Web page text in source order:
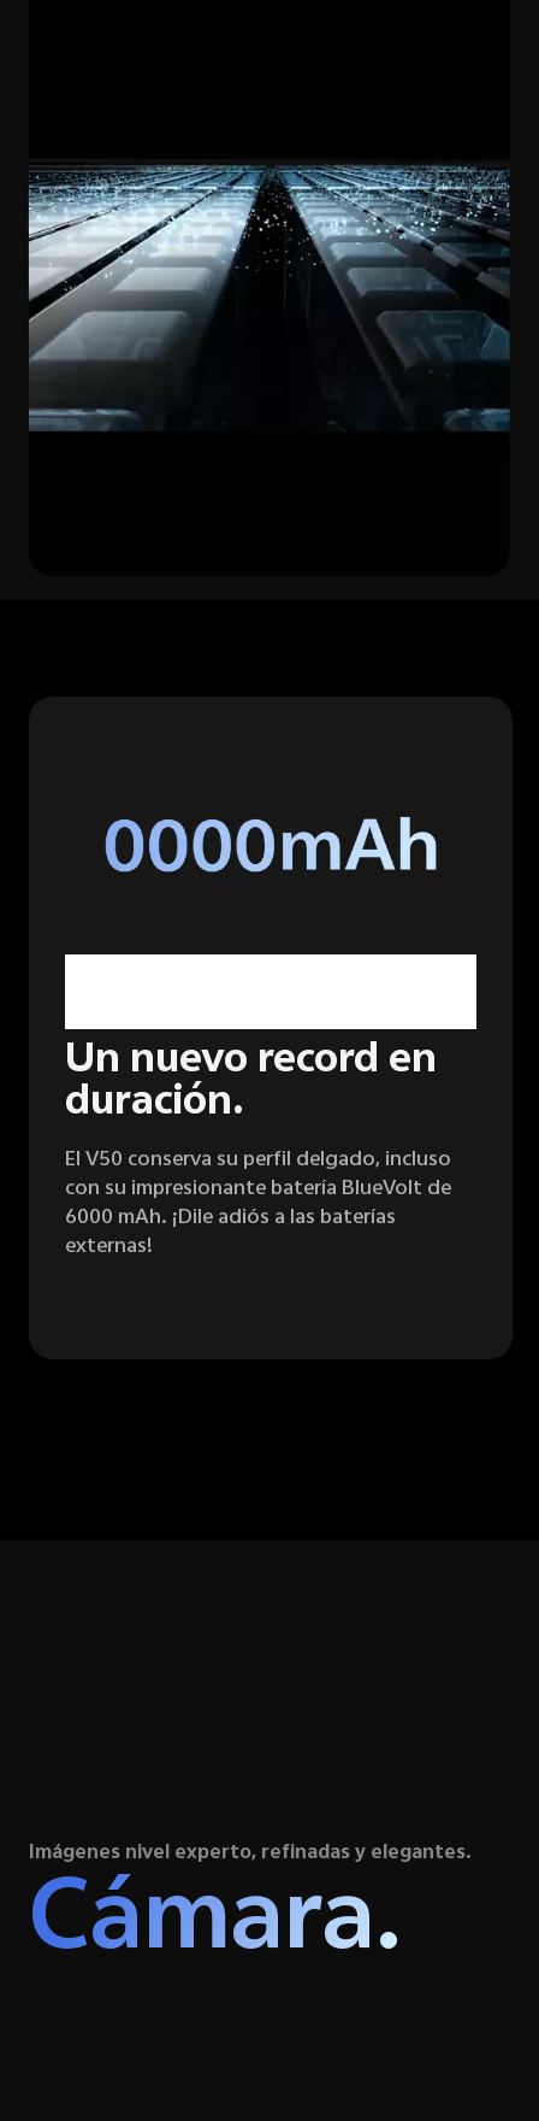
Un nuevo record en
duración.
El V50 conserva su perfil delgado, incluso
con su impresionante batería BlueVolt de
6000 mAh. ¡Dile adiós a las baterías
externas!
Imágenes nivel experto, refinadas y elegantes.
Cámara.